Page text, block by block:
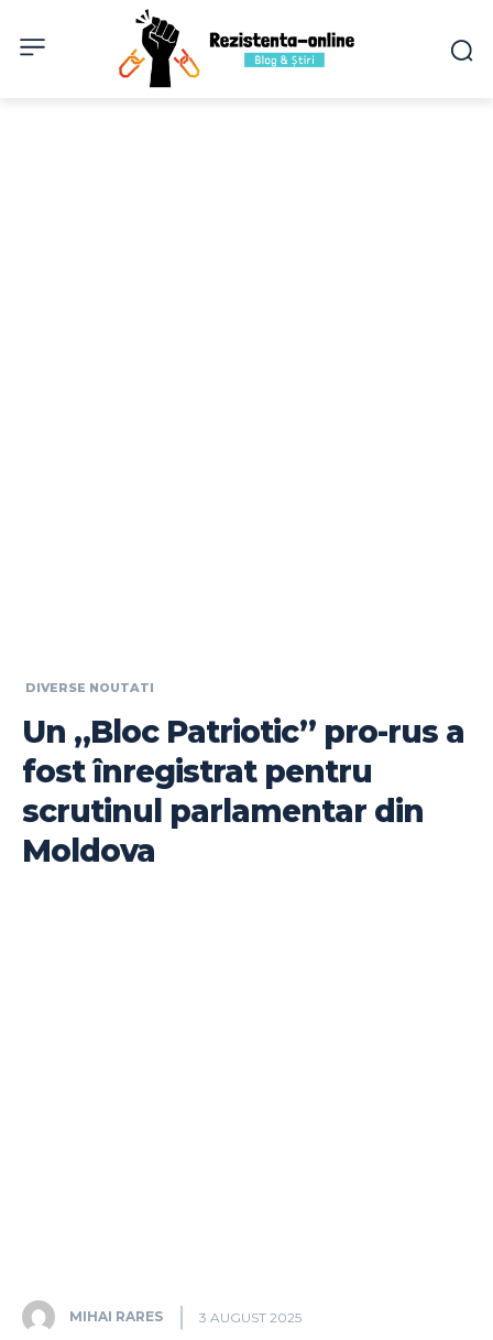
DIVERSE NOUTATI
Un „Bloc Patriotic” pro-rus a
fost înregistrat pentru
scrutinul parlamentar din
Moldova
MIHAI RARES 3 AUGUST 2025